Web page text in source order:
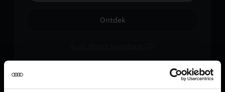
Ontdek